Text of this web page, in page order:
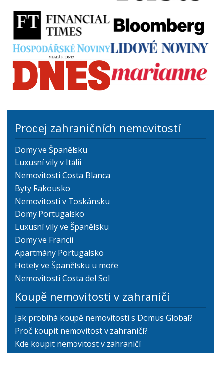
Prodej zahraničních nemovitostí
Domy ve Španělsku
Luxusní vily v Itálii
Nemovitosti Costa Blanca
Byty Rakousko
Nemovitosti v Toskánsku
Domy Portugalsko
Luxusní vily ve Španělsku
Domy ve Francii
Apartmány Portugalsko
Hotely ve Španělsku u moře
Nemovitosti Costa del Sol
Koupě nemovitosti v zahraničí
Jak probíhá koupě nemovitosti s Domus Global?
Proč koupit nemovitost v zahraničí?
Kde koupit nemovitost v zahraničí